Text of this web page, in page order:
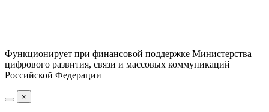
Функционирует при финансовой поддержке Министерства
цифрового развития, связи и массовых коммуникаций
Российской Федерации
×